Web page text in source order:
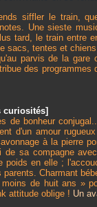
siffler le train,
Une sieste
tard, le train entre
sacs, tentes et
parvis de la
des
curiosités]
de bonheur
d'un amour
à la pierre
de sa compagne
poids en elle ;
parents. Charmant
moins de huit ans »
attitude oblige ! Un